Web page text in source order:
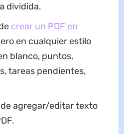
dividida.
crear un PDF en
en cualquier estilo
blanco, puntos,
tareas pendientes,
agregar/editar texto